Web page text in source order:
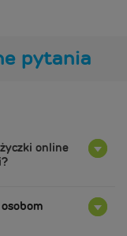
pytania
online